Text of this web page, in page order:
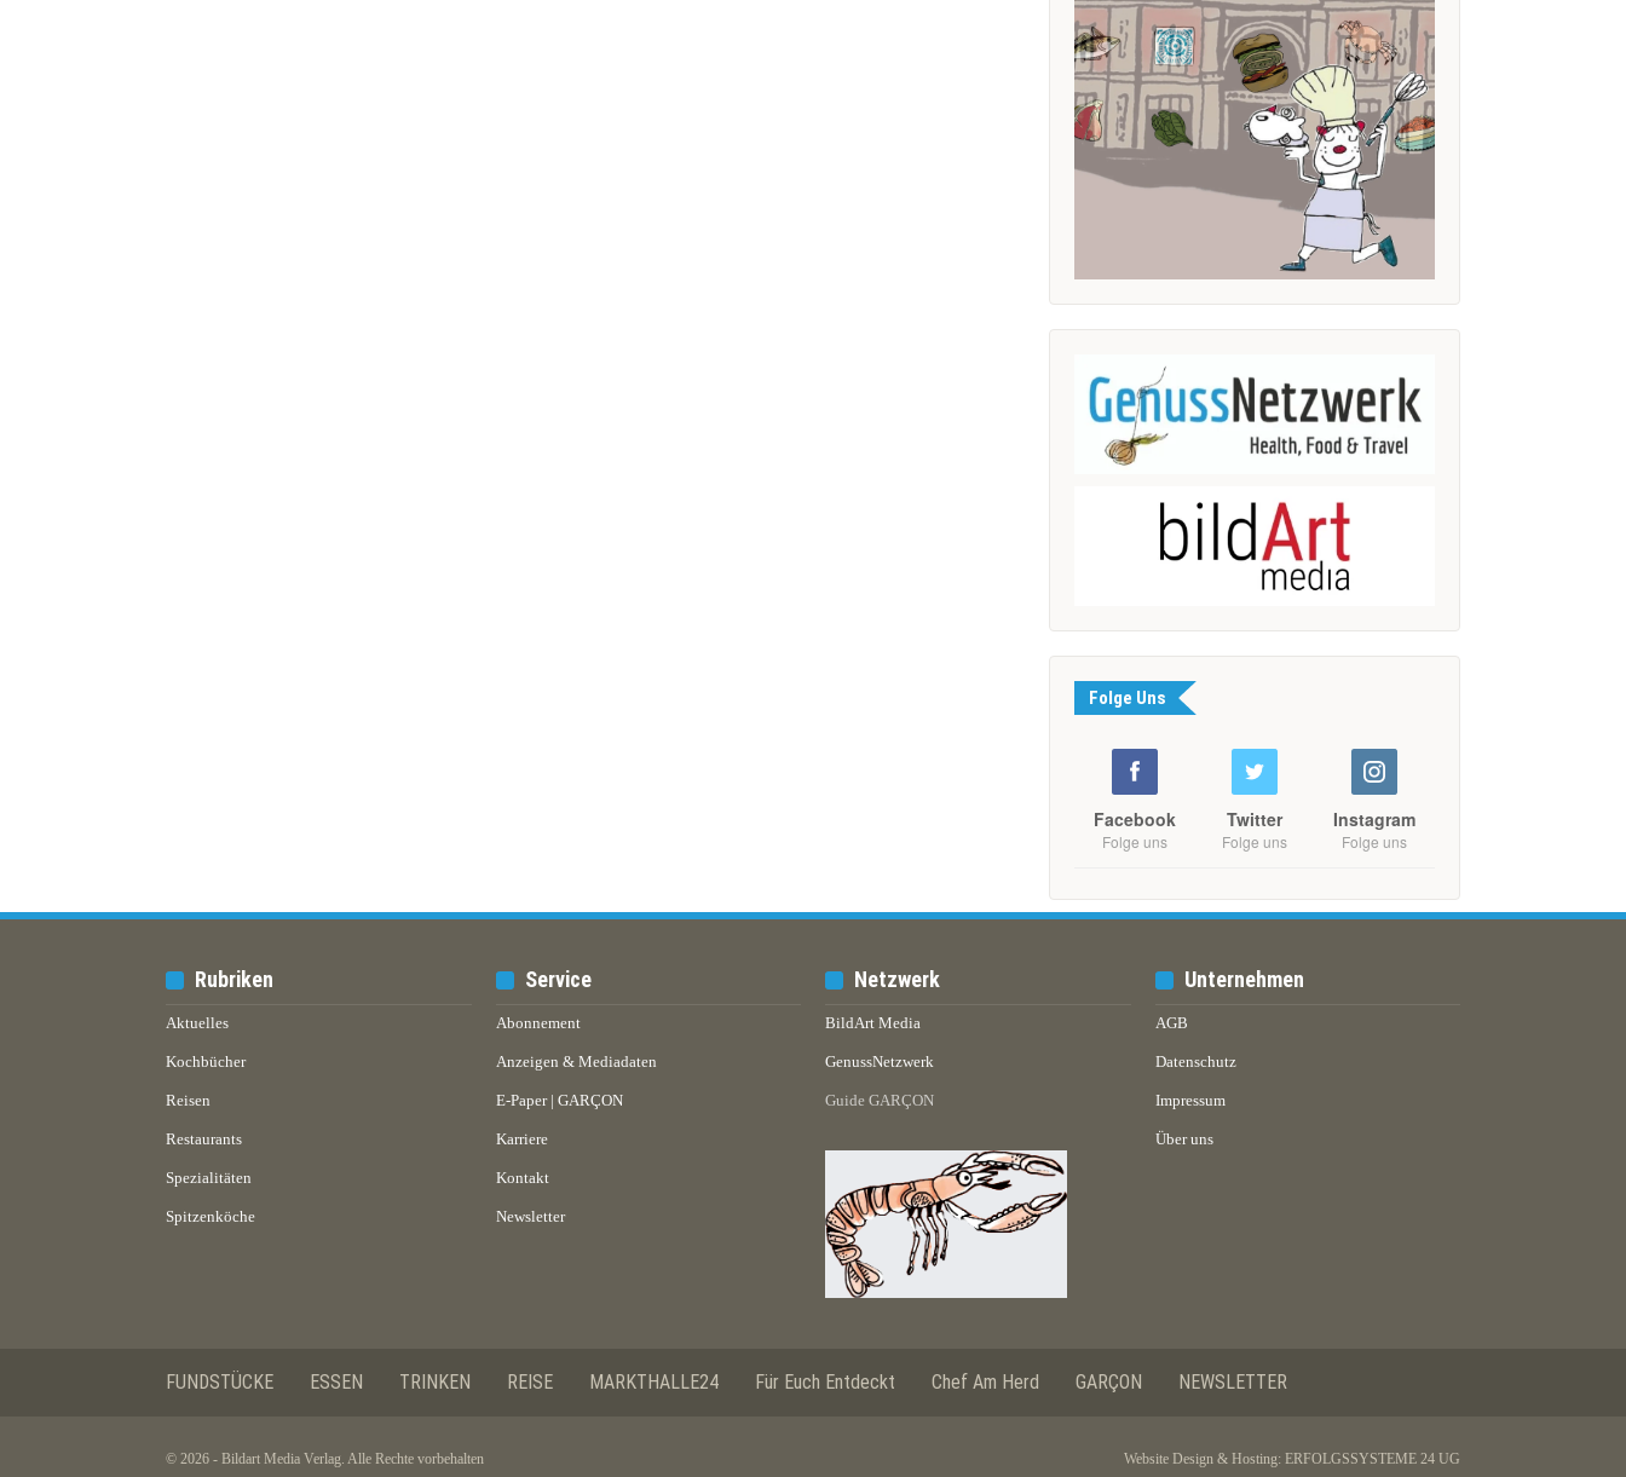
Folge Uns
Facebook
Folge uns
Twitter
Folge uns
Instagram
Folge uns
Rubriken
Aktuelles
Kochbücher
Reisen
Restaurants
Spezialitäten
Spitzenköche
Service
Abonnement
Anzeigen & Mediadaten
E-Paper | GARÇON
Karriere
Kontakt
Newsletter
Netzwerk
BildArt Media
GenussNetzwerk
Guide GARÇON
Unternehmen
AGB
Datenschutz
Impressum
Über uns
FUNDSTÜCKE ESSEN TRINKEN REISE MARKTHALLE24 Für Euch Entdeckt Chef Am Herd GARÇON NEWSLETTER
© 2026 - Bildart Media Verlag. Alle Rechte vorbehalten Website Design & Hosting: ERFOLGSSYSTEME 24 UG